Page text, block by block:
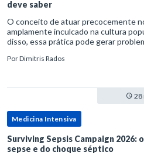
deve saber
O conceito de atuar precocemente
amplamente inculcado na cultura
disso, essa prática pode gerar
PorDimitris Rados
28
Medicina Intensiva
Surviving Sepsis Campaign 2026:
sepse e do choque séptico